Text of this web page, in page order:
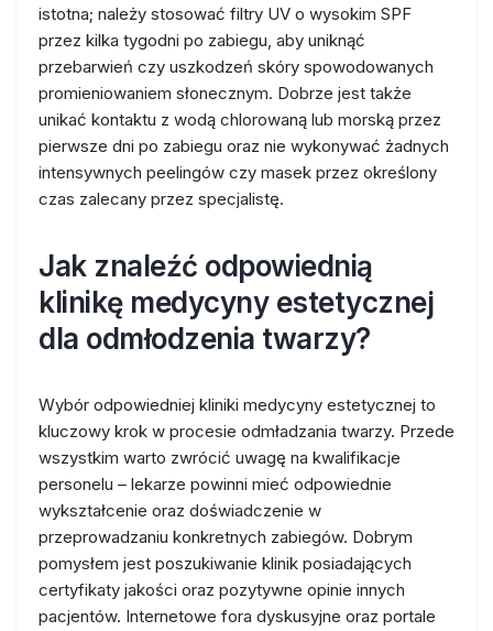
istotna; należy stosować filtry UV o wysokim SPF
przez kilka tygodni po zabiegu, aby uniknąć
przebarwień czy uszkodzeń skóry spowodowanych
promieniowaniem słonecznym. Dobrze jest także
unikać kontaktu z wodą chlorowaną lub morską przez
pierwsze dni po zabiegu oraz nie wykonywać żadnych
intensywnych peelingów czy masek przez określony
czas zalecany przez specjalistę.
Jak znaleźć odpowiednią
klinikę medycyny estetycznej
dla odmłodzenia twarzy?
Wybór odpowiedniej kliniki medycyny estetycznej to
kluczowy krok w procesie odmładzania twarzy. Przede
wszystkim warto zwrócić uwagę na kwalifikacje
personelu – lekarze powinni mieć odpowiednie
wykształcenie oraz doświadczenie w
przeprowadzaniu konkretnych zabiegów. Dobrym
pomysłem jest poszukiwanie klinik posiadających
certyfikaty jakości oraz pozytywne opinie innych
pacjentów. Internetowe fora dyskusyjne oraz portale